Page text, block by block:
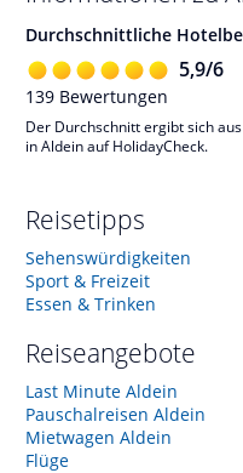
Durchschnittliche
5,9/6
139 Bewertungen
Der Durchschnitt ergibt sich
in Aldein auf HolidayCheck.
Reisetipps
Sehenswürdigkeiten
Sport & Freizeit
Essen & Trinken
Reiseangebote
Last Minute Aldein
Pauschalreisen Aldein
Mietwagen Aldein
Flüge